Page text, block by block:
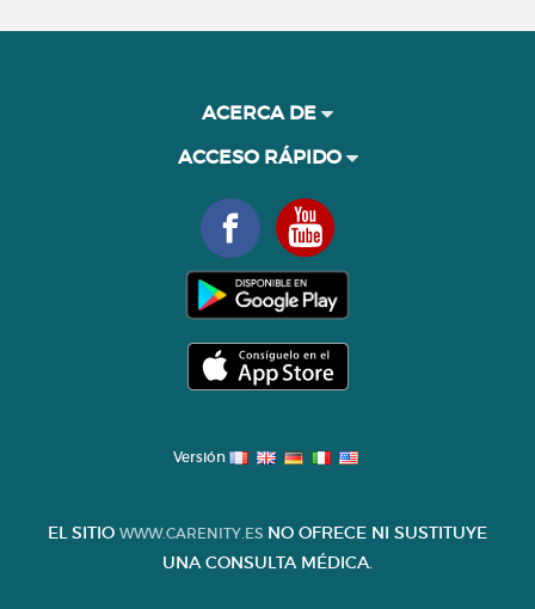
ACERCA DE
ACCESO RÁPIDO
Versión
EL SITIO WWW.CARENITY.ES NO OFRECE NI SUSTITUYE
UNA CONSULTA MÉDICA.